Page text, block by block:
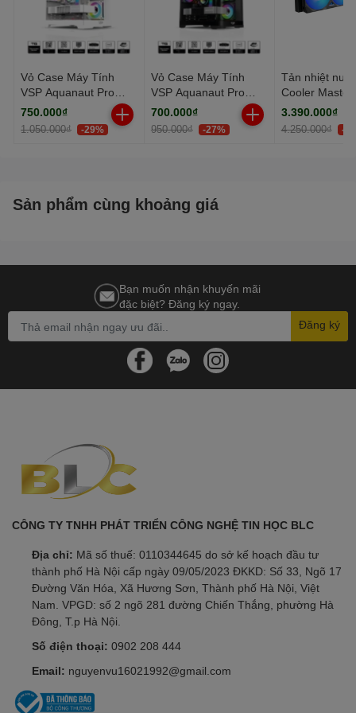
Vỏ Case Máy Tính
VSP Aquanaut Pro
Gaming M-ATX X7
Trắng (Dual Chamber /
Kính Cường Lực)
750.000₫
1.050.000₫ -29%
Vỏ Case Máy Tính
VSP Aquanaut Pro
Gaming M-ATX X7
Đen (Dual Chamber /
Form Cube)
700.000₫
950.000₫ -27%
Tản nhiệt
Cooler Master
MasterLiquid
Atmos II VRM
Black
3.390.000₫
4.250.000₫ -
Sản phẩm cùng khoảng giá
Bạn muốn nhận khuyến mãi
đặc biệt? Đăng ký ngay.
Đăng ký
CÔNG TY TNHH PHÁT TRIỂN CÔNG NGHỆ TIN HỌC BLC
Địa chỉ: Mã số thuế: 0110344645 do sở kế hoạch đầu tư
thành phố Hà Nội cấp ngày 09/05/2023 ĐKKD: Số 33, Ngõ 17
Đường Văn Hóa, Xã Hương Sơn, Thành phố Hà Nội, Việt
Nam. VPGD: số 2 ngõ 281 đường Chiến Thắng, phường Hà
Đông, T.p Hà Nội.
Số điện thoại: 0902 208 444
Email: nguyenvu16021992@gmail.com